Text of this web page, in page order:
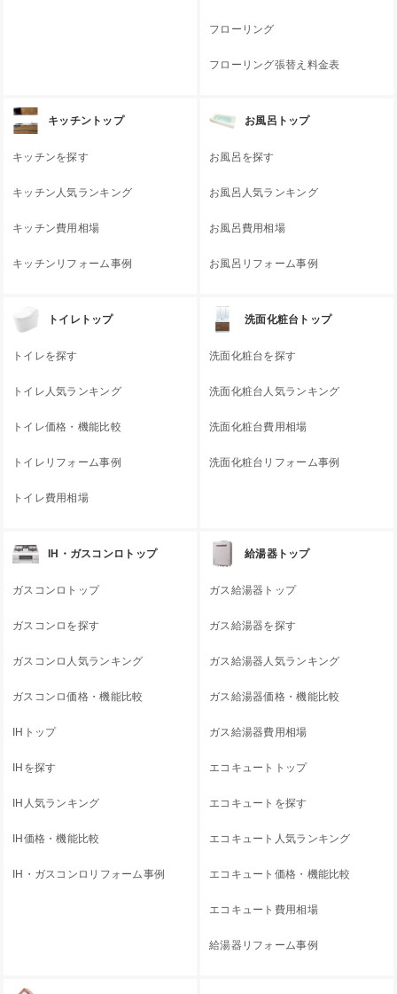
フローリング
フローリング張替え料金表
キッチントップ
キッチンを探す
キッチン人気ランキング
キッチン費用相場
キッチンリフォーム事例
お風呂トップ
お風呂を探す
お風呂人気ランキング
お風呂費用相場
お風呂リフォーム事例
トイレトップ
トイレを探す
トイレ人気ランキング
トイレ価格・機能比較
トイレリフォーム事例
トイレ費用相場
洗面化粧台トップ
洗面化粧台を探す
洗面化粧台人気ランキング
洗面化粧台費用相場
洗面化粧台リフォーム事例
IH・ガスコンロトップ
ガスコンロトップ
ガスコンロを探す
ガスコンロ人気ランキング
ガスコンロ価格・機能比較
IHトップ
IHを探す
IH人気ランキング
IH価格・機能比較
IH・ガスコンロリフォーム事例
給湯器トップ
ガス給湯器トップ
ガス給湯器を探す
ガス給湯器人気ランキング
ガス給湯器価格・機能比較
ガス給湯器費用相場
エコキュートトップ
エコキュートを探す
エコキュート人気ランキング
エコキュート価格・機能比較
エコキュート費用相場
給湯器リフォーム事例